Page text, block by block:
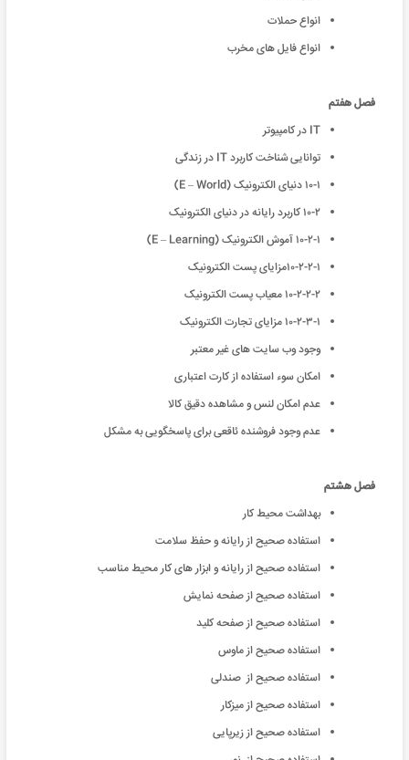
انواع حملات
انواع فایل های مخرب
فصل هفتم
IT در کامپیوتر
توانایی شناخت کاربرد IT در زندگی
۱۰-۱ دنیای الکترونیک (E – World)
۱۰-۲ کاربرد رایانه در دنیای الکترونیک
۱۰-۲-۱ آموش الکترونیک (E – Learning)
۱۰-۲-۲-۱مزایای پست الکترونیک
۱۰-۲-۲-۲ معیاب پست الکترونیک
۱۰-۲-۳-۱ مزایای تجارت الکترونیک
وجود وب سایت های غیر معتبر
امکان سوء استفاده از کارت اعتباری
عدم امکان لنس و مشاهده دقیق کالا
عدم وجود فروشنده ئاقعی برای پاسخگویی به مشکل
فصل هشتم
بهداشت محیط کار
استفاده صحیح از رایانه و حفظ سلامت
استفاده صحیح از رایانه و ابزار های کار محیط مناسب
استفاده صحیح از صفحه نمایش
استفاده صحیح از صفحه کلید
استفاده صحیح از ماوس
استفاده صحیح از صندلی
استفاده صحیح از میزکار
استفاده صحیح از زیرپایی